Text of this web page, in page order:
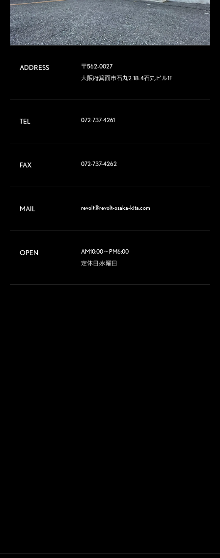
ADDRESS
〒562-0027
大阪府箕面市石丸2-18-4石丸ビル1F
TEL 072-737-4261
FAX 072-737-4262
MAIL revolt@revolt-osaka-kita.com
OPEN
AM10:00～PM6:00
定休日:水曜日